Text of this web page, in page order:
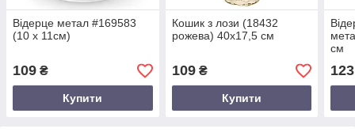
Відерце метал #169583
(10 х 11см)
109 ₴
Купити
Кошик з лози (18432
рожева) 40х17,5 см
109₴
Купити
см